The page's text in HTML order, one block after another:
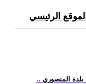
الرئيسي
بلدة المنصوري